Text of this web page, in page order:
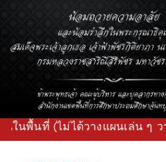
ด้วางแผนเล่น ๆ วางแล้